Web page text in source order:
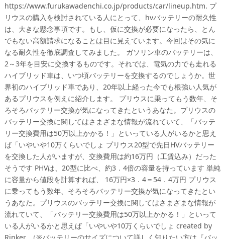
https://www.furukawadenchi.co.jp/products/car/lineup.htm. プ
リウスの購入を検討されている人にとって、hvバッテリーの耐久性
は、大きな懸念事項です。もし、仮に交換が必要になったら、とん
でもない高額請求になることは目に見えています。今回はその気に
なる耐久性を徹底調査してみました。 ガソリン車のバッテリーは、
2～3年を目安に交換するものです。それでは、電気の力でも走れる
ハイブリッド車は、いつ頃バッテリーを交換するのでしょうか。世
界初のハイブリッド車であり、20年以上経った今でも根強い人気が
あるプリウスを例えに紹介します。 プリウスに乗ってもう数年、そ
ろそろバッテリー交換が気になってきたというあなた。プリウスの
バッテリー交換に関してはさまざまな情報が流れていて、「バッテ
リー交換費用は50万以上かかる！」といっている人がいるかと思え
ば「いやいや10万くらいでしょ プリウス20型で先日HVバッテリー
を交換した人がいますが、交換費用は約16万円（工賃込み）だった
そうです PHVは、20型に比べ、約3．4倍の容量を持っています 単純
に容量から値段を計算すれば、 16万円×3．4＝54．4万円 プリウス
に乗ってもう数年、そろそろバッテリー交換が気になってきたとい
うあなた。プリウスのバッテリー交換に関してはさまざまな情報が
流れていて、「バッテリー交換費用は50万以上かかる！」といって
いる人がいるかと思えば「いやいや10万くらいでしょ created by